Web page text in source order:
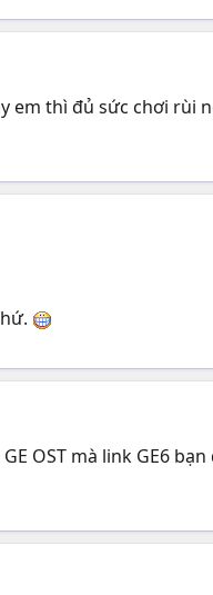
thì đủ sức chơi rùi
OST mà link GE6